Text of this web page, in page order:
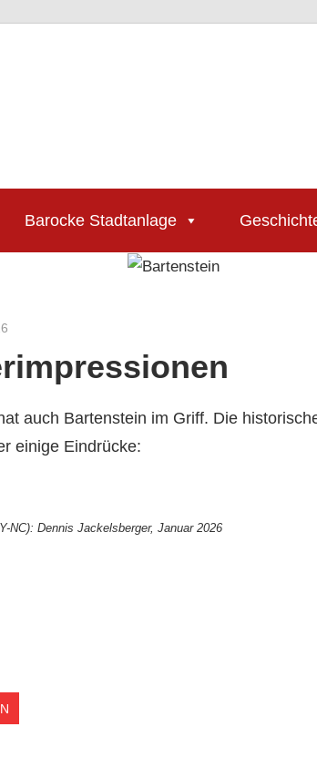
Barocke Stadtanlage
auch Bartenstein im Griff. Die
einige Eindrücke:
NC): Dennis Jackelsberger, Januar 2026